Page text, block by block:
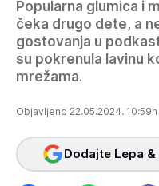
Popularna glumica i
čeka drugo dete, a
gostovanja u
su pokrenula lavinu
mrežama.
Objavljeno 22.05.2024. 10:59h
Dodajte Lepa